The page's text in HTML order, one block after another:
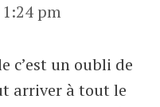
pm
c’est un oubli de
arriver à tout le